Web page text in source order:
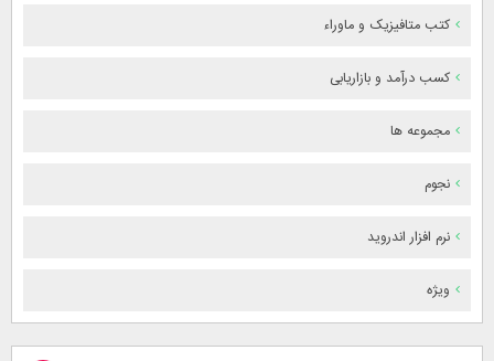
کتب متافیزیک و ماوراء
کسب درآمد و بازاریابی
مجموعه ها
نجوم
نرم افزار اندروید
ویژه